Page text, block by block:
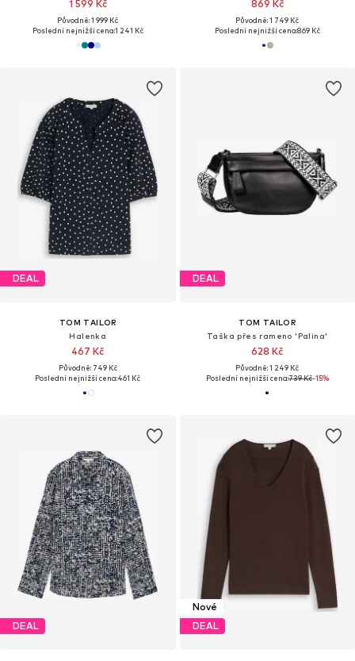
1 599 Kč
Původně: 1 999 Kč
Poslední nejnižší cena:1 241 Kč
869 Kč
Původně: 1 749 Kč
Poslední nejnižší cena:869 Kč
DEAL
TOM TAILOR
Halenka
467 Kč
Původně: 749 Kč
Poslední nejnižší cena:461 Kč
DEAL
TOM TAILOR
Taška přes rameno 'Palina'
628 Kč
Původně: 1 249 Kč
Poslední nejnižší cena:739 Kč-15%
DEAL
Nové
DEAL